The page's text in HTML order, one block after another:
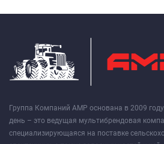
Группа Компаний АМР основана в 2009
день – это ведущая мультибрендовая
специализирующаяся на поставке